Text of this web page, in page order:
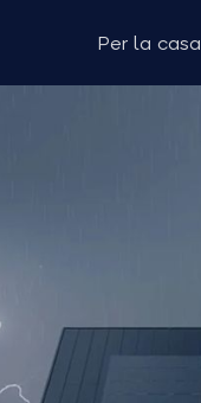
Per la casa